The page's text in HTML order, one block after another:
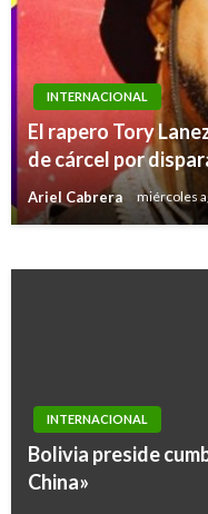
INTERNACIONAL
El rapero Tory
de cárcel por
Ariel Cabrera miércoles
ONU: Recientes
de 235.000
Manuel Reyes Beltran
INTERNACIONAL
Bolivia preside
China»